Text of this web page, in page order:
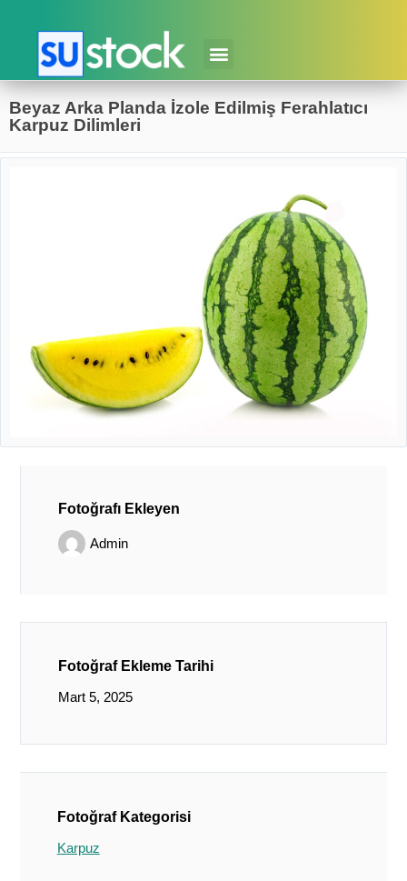
Beyaz Arka Planda İzole Edilmiş Ferahlatıcı
Karpuz Dilimleri
Fotoğrafı Ekleyen
Admin
Fotoğraf Ekleme Tarihi
Mart 5, 2025
Fotoğraf Kategorisi
Karpuz